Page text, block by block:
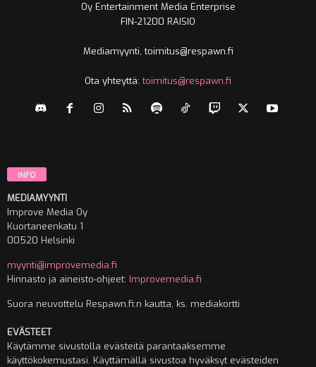
Oy Entertainment Media Enterprise
FIN-21200 RAISIO
Mediamyynti, toimitus@respawn.fi
Ota yhteyttä:toimitus@respawn.fi
INFO
MEDIAMYYNTI
Improve Media Oy
Kuortaneenkatu 1
00520 Helsinki
myynti@improvemedia.fi
Hinnasto ja aineisto-ohjeet: Improvemedia.fi
Suora neuvottelu Respawn.fi:n kautta, ks. mediakortti
EVÄSTEET
Käytämme sivustolla evästeitä parantaaksemme
käyttökokemustasi. Käyttämällä sivustoa hyväksyt evästeiden